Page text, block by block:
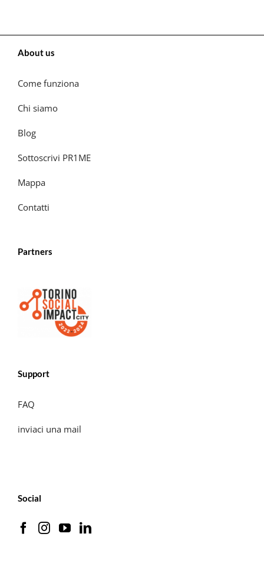
About us
Come funziona
Chi siamo
Blog
Sottoscrivi PR1ME
Mappa
Contatti
Partners
Support
FAQ
inviaci una mail
Social